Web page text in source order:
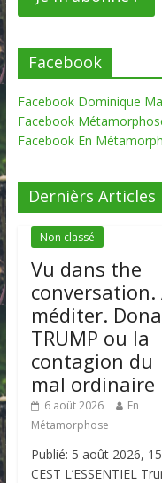
Facebook
Facebook Dominique
Facebook
Facebook En
Dernièrs Articles
Non classé
Vu dans the
conversation.
méditer.
TRUMP ou la
contagion du
mal ordinaire
6 août 2026
En
Métamorphose
Publié: 5 août 2026,
CEST L’ESSENTIEL